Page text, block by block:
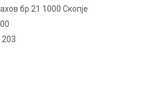
бр.21 1000 Скопје